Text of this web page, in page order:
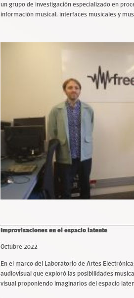
un grupo de investigación especializado en
información musical, interfaces musicales y
Improvisaciones en el espacio latente
Octubre 2022
En el marco del Laboratorio de Artes
audiovisual que exploró las posibilidades
visual proponiendo imaginarios del espacio